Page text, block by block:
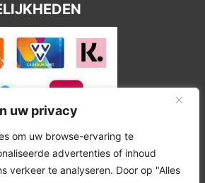
uw privacy
om uw browse-ervaring te
advertenties of inhoud
verkeer te analyseren. Door op "Alles